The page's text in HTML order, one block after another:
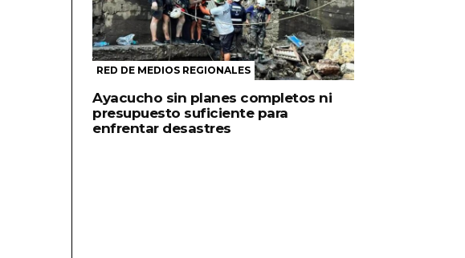
RED DE MEDIOS REGIONALES
Ayacucho sin planes completos ni
presupuesto suficiente para
enfrentar desastres